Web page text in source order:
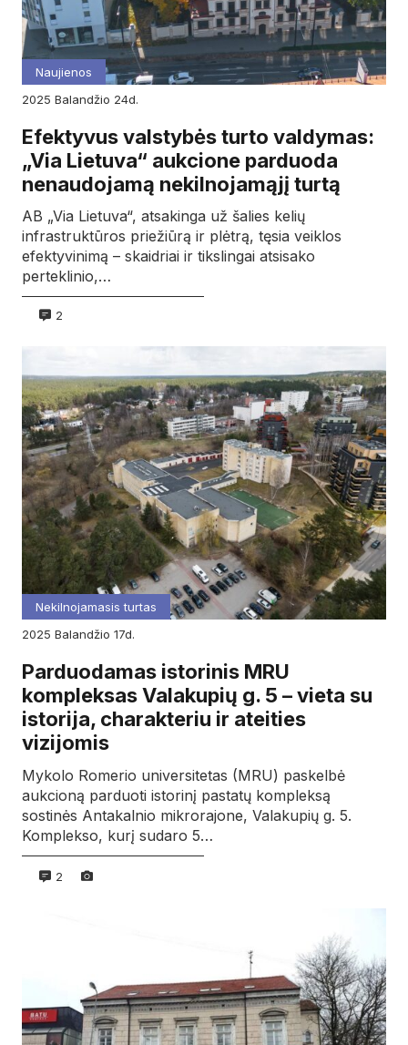
Naujienos
2025
balandžio 24d.
Efektyvus valstybės turto valdymas:
„Via Lietuva“ aukcione parduoda
nenaudojamą nekilnojamąjį turtą
AB „Via Lietuva“, atsakinga už šalies kelių
infrastruktūros priežiūrą ir plėtrą, tęsia veiklos
efektyvinimą – skaidriai ir tikslingai atsisako
perteklinio,…
2
Nekilnojamasis turtas
2025
balandžio 17d.
Parduodamas istorinis MRU
kompleksas Valakupių g. 5 – vieta su
istorija, charakteriu ir ateities
vizijomis
Mykolo Romerio universitetas (MRU) paskelbė
aukcioną parduoti istorinį pastatų kompleksą
sostinės Antakalnio mikrorajone, Valakupių g. 5.
Komplekso, kurį sudaro 5…
2